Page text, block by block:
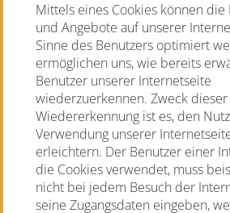
Mittels eines Cookies können
und Angebote auf unserer
Sinne des Benutzers optimiert
ermöglichen uns, wie bereits
Benutzer unserer Internetseite
wiederzuerkennen. Zweck dieser
Wiedererkennung ist es, den
Verwendung unserer
erleichtern. Der Benutzer einer
die Cookies verwendet, muss
nicht bei jedem Besuch der
seine Zugangsdaten eingeben,